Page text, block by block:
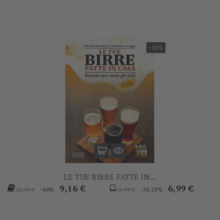
-60%
LE TUE BIRRE FATTE IN...
Prezzo
22,90 € -60% Prezzo
9,16 €
Prezzo
15,99 € -56.29% Prezzo
6,99 €